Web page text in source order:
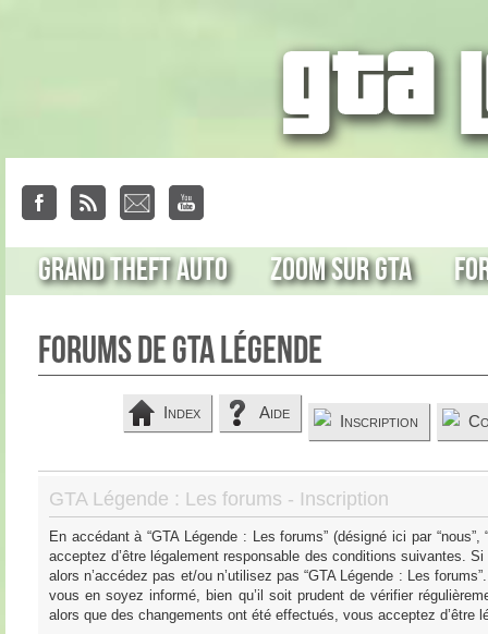
Grand Theft Auto Zoom sur GTA
Forums de GTA Légende
Index Aide Inscription
GTA Légende : Les forums - Inscription
En accédant à “GTA Légende : Les forums” (désigné ici par
acceptez d’être légalement responsable des conditions suivantes.
alors n’accédez pas et/ou n’utilisez pas “GTA Légende : Les
vous en soyez informé, bien qu’il soit prudent de vérifier
alors que des changements ont été effectués, vous acceptez